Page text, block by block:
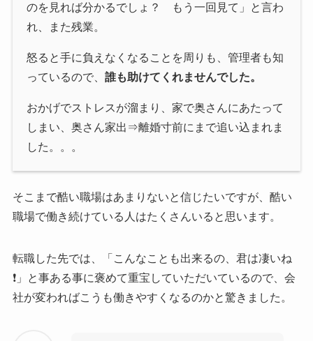
のを見れば分かるでしょ？ もう一回見て」と言わ
れ、また残業。
怒ると手に負えなくなることを周りも、管理者も知
っているので、 誰も助けてくれませんでした。
おかげでストレスが溜まり、家で奥さんにあたって
しまい、奥さん家出⇒離婚寸前にまで追い込まれま
した。。。
そこまで酷い職場はあまりないと信じたいですが、酷い
職場で働き続けている人はたくさんいると思います。
転職した先では、「こんなことも出来るの、君は凄いね
❗️」と事ある事に褒めて重宝していただいているので、会
社が変わればこうも働きやすくなるのかと驚きました。